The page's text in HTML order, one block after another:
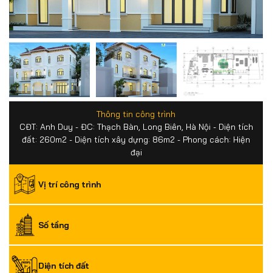
Thông tin công trình
CĐT: Anh Duy - ĐC: Thạch Bàn, Long Biên, Hà Nội - Diện tích
đất: 260m2 - Diện tích xây dựng: 86m2 - Phong cách: Hiện
đại
Vị trí công trình
Số tầng
Diện tích đất